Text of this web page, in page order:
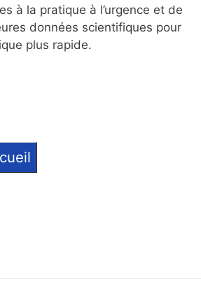
à la pratique à l’urgence et de
données scientifiques pour
plus rapide.